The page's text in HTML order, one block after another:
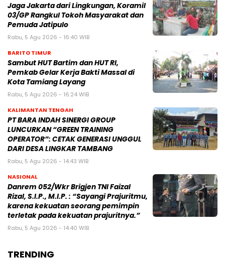
Jaga Jakarta dari Lingkungan, Koramil
03/GP Rangkul Tokoh Masyarakat dan
Pemuda Jatipulo
Rabu, 5 Agu 2026 - 16:40 WIB
BARITO TIMUR
Sambut HUT Bartim dan HUT RI,
Pemkab Gelar Kerja Bakti Massal di
Kota Tamiang Layang
Rabu, 5 Agu 2026 - 16:24 WIB
KALIMANTAN TENGAH
PT BARA INDAH SINERGI GROUP
LUNCURKAN “GREEN TRAINING
OPERATOR”: CETAK GENERASI UNGGUL
DARI DESA LINGKAR TAMBANG
Rabu, 5 Agu 2026 - 14:43 WIB
NASIONAL
Danrem 052/Wkr Brigjen TNI Faizal
Rizal, S.I.P., M.I.P. : “Sayangi Prajuritmu,
karena kekuatan seorang pemimpin
terletak pada kekuatan prajuritnya.”
Rabu, 5 Agu 2026 - 14:40 WIB
TRENDING